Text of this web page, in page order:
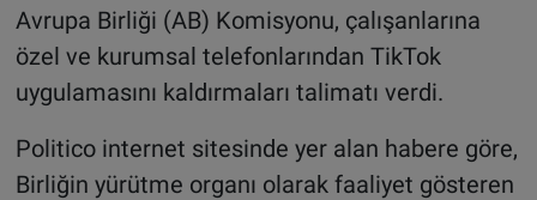
Avrupa Birliği (AB) Komisyonu, çalışanlarına
özel ve kurumsal telefonlarından TikTok
uygulamasını kaldırmaları talimatı verdi.
Politico internet sitesinde yer alan habere göre,
Birliğin yürütme organı olarak faaliyet gösteren